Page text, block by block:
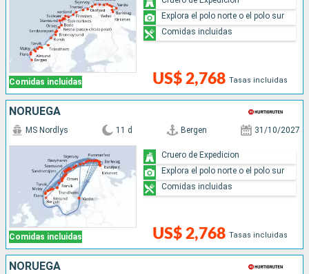
Comidas incluidas US$ 2,768 Tasas incluidas
Explora el polo norte o el polo sur
Comidas incluidas
NORUEGA
Comidas incluidas
MS Nordlys 11 d Bergen 31/10/2027
US$ 2,768 Tasas incluidas
Cruero de Expedicion
Explora el polo norte o el polo sur
Comidas incluidas
NORUEGA